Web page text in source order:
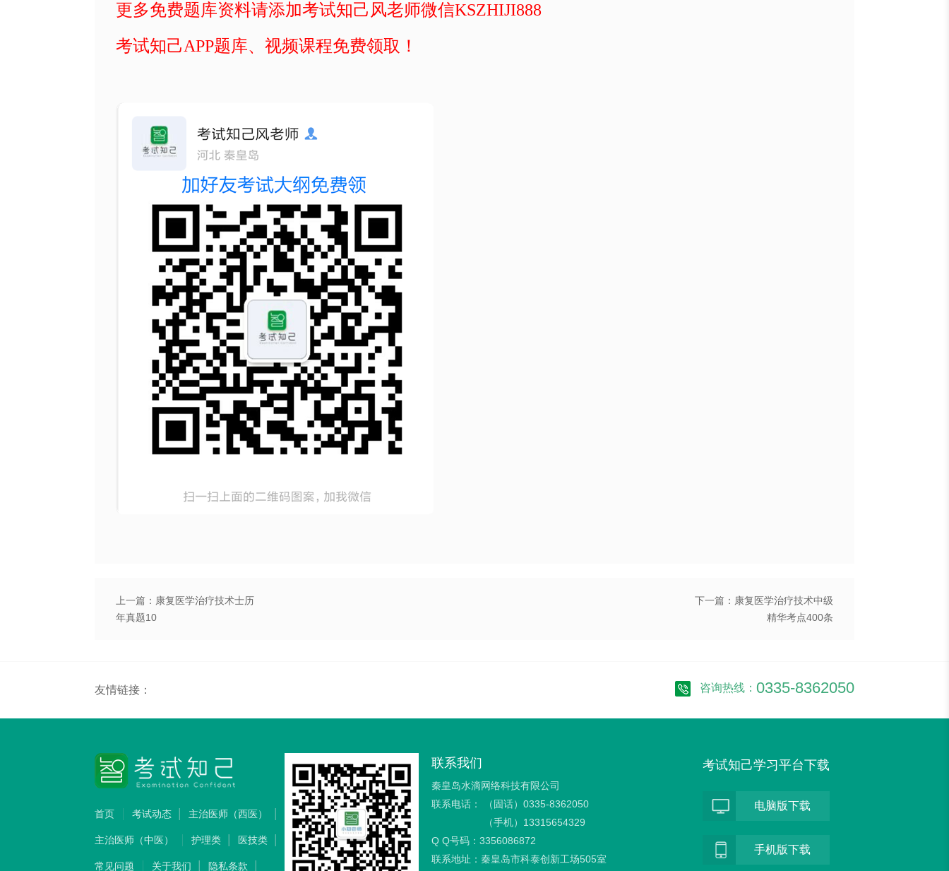
更多免费题库资料请添加考试知己风老师微信KSZHIJI888
考试知己APP题库、视频课程免费领取！
上一篇：康复医学治疗技术士历
年真题10
下一篇：康复医学治疗技术中级
精华考点400条
友情链接： 咨询热线： 0335-8362050
首页 考试动态 主治医师（西医）
主治医师（中医） 护理类 医技类
常见问题 关于我们 隐私条款
联系我们
秦皇岛水滴网络科技有限公司
联系电话：
（固话）0335-8362050
（手机）13315654329
Q Q号码：3356086872
联系地址：秦皇岛市科泰创新工场505室
考试知己学习平台下载
电脑版下载
手机版下载